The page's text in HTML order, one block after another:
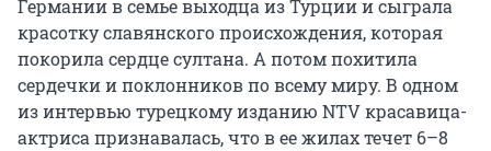
Германии в семье выходца из Турции и сыграла
красотку славянского происхождения, которая
покорила сердце султана. А потом похитила
сердечки и поклонников по всему миру. В одном
из интервью турецкому изданию NTV красавица-
актриса признавалась, что в ее жилах течет 6–8